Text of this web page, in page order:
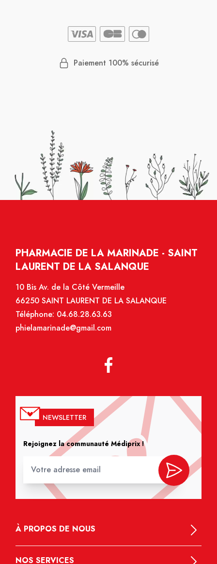
Paiement 100% sécurisé
PHARMACIE DE LA MARINADE - SAINT
LAURENT DE LA SALANQUE
10 Bis Av. de la Côté Vermeille
66250 SAINT LAURENT DE LA SALANQUE
Téléphone: 04.68.28.63.63
phielamarinade@gmail.com
NEWSLETTER
Rejoignez la communauté Médiprix !
À PROPOS DE NOUS
NOS SERVICES